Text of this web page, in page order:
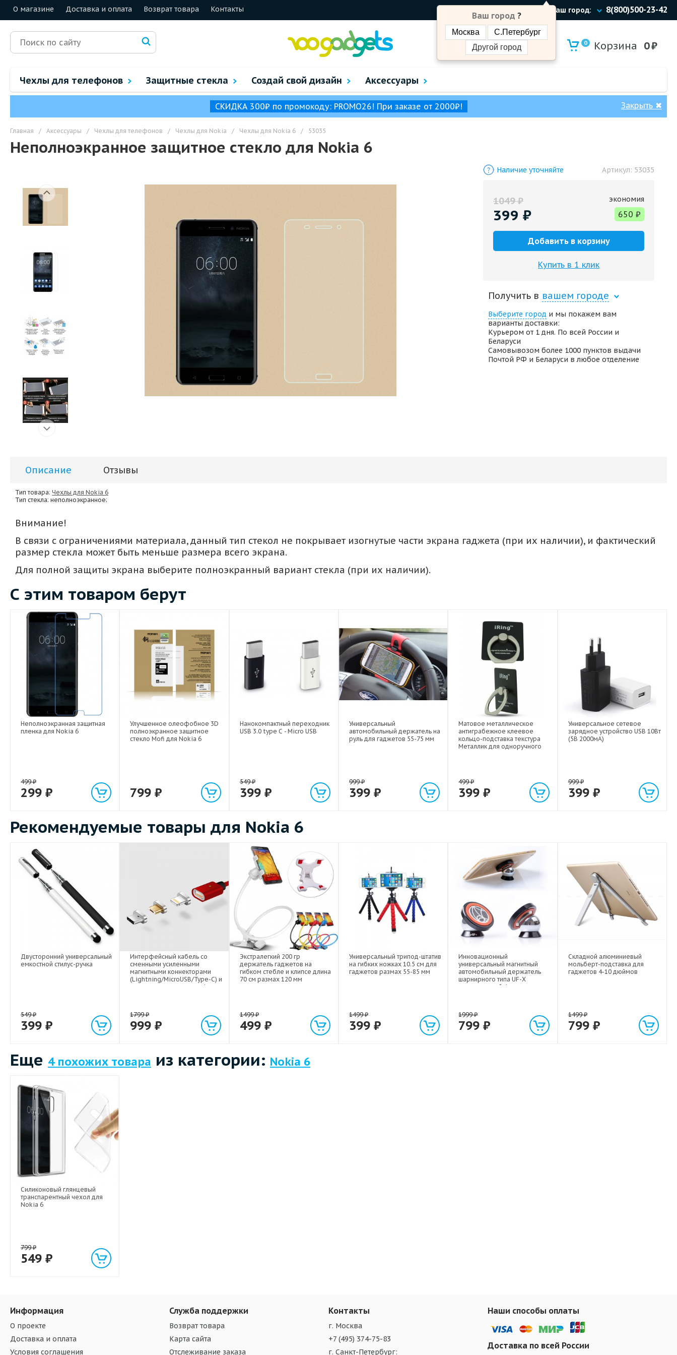
О магазине Доставка и оплата Возврат товара Контакты Ваш город:
Ваш город ?
Москва
С.Петербург
Другой город
8(800)500-23-42
0 Корзина 0₽
Чехлы для телефонов Защитные стекла Создай свой дизайн Аксессуары
СКИДКА 300₽ по промокоду: PROMO26! При заказе от 2000₽! Закрыть ✖
Главная / Аксессуары / Чехлы для телефонов / Чехлы для Nokia / Чехлы для Nokia 6 / 53035
Неполноэкранное защитное стекло для Nokia 6
Наличие уточняйте Артикул: 53035
1049₽
399 ₽
экономия
650 ₽
Добавить в корзину
Купить в 1 клик
Получить в вашем городе
Выберите город и мы покажем вам
варианты доставки:
Курьером от 1 дня. По всей России и
Беларуси
Самовывозом более 1000 пунктов выдачи
Почтой РФ и Беларуси в любое отделение
Описание Отзывы
Тип товара: Чехлы для Nokia 6
Тип стекла: неполноэкранное;
Внимание!
В связи с ограничениями материала, данный тип стекол не покрывает изогнутые части экрана гаджета (при их наличии), и фактический
размер стекла может быть меньше размера всего экрана.
Для полной защиты экрана выберите полноэкранный вариант стекла (при их наличии).
С этим товаром берут
Неполноэкранная защитная
пленка для Nokia 6
499₽
299 ₽
Улучшенное олеофобное 3D
полноэкранное защитное
стекло Mofi для Nokia 6
799₽
Нанокомпактный переходник
USB 3.0 type C - Micro USB
549₽
399 ₽
Универсальный
автомобильный держатель на
руль для гаджетов 55-75 мм
999₽
399 ₽
Матовое металлическое
антиграбежное клеевое
кольцо-подставка текстура
Металлик для одноручного
499₽
399₽
Универсальное сетевое
зарядное устройство USB 10Вт
(5В 2000мА)
999₽
399 ₽
Рекомендуемые товары для Nokia 6
Двусторонний универсальный
емкостной стилус-ручка
549₽
399 ₽
Интерфейсный кабель со
сменными усиленными
магнитными коннекторами
(Lightning/MicroUSB/Type-C) и
световым индикатором 1м
1799₽
999₽
Экстралегкий 200 гр
держатель гаджетов на
гибком стебле и клипсе длина
70 см размах 120 мм
1499₽
499 ₽
Универсальный трипод-штатив
на гибких ножках 10.5 см для
гаджетов размах 55-85 мм
1499₽
399 ₽
Инновационный
универсальный магнитный
автомобильный держатель
шарнирного типа UF-X
экстрасильной фиксации для
1999₽
799₽
Складной алюминиевый
мольберт-подставка для
гаджетов 4-10 дюймов
1499₽
799 ₽
Еще 4 похожих товара из категории: Nokia 6
Силиконовый глянцевый
транспарентный чехол для
Nokia 6
799₽
549 ₽
Информация
О проекте
Доставка и оплата
Условия соглашения
Служба поддержки
Возврат товара
Карта сайта
Отслеживание заказа
Контакты
г. Москва
+7 (495) 374-75-83
г. Санкт-Петербург:
Наши способы оплаты
Доставка по всей России